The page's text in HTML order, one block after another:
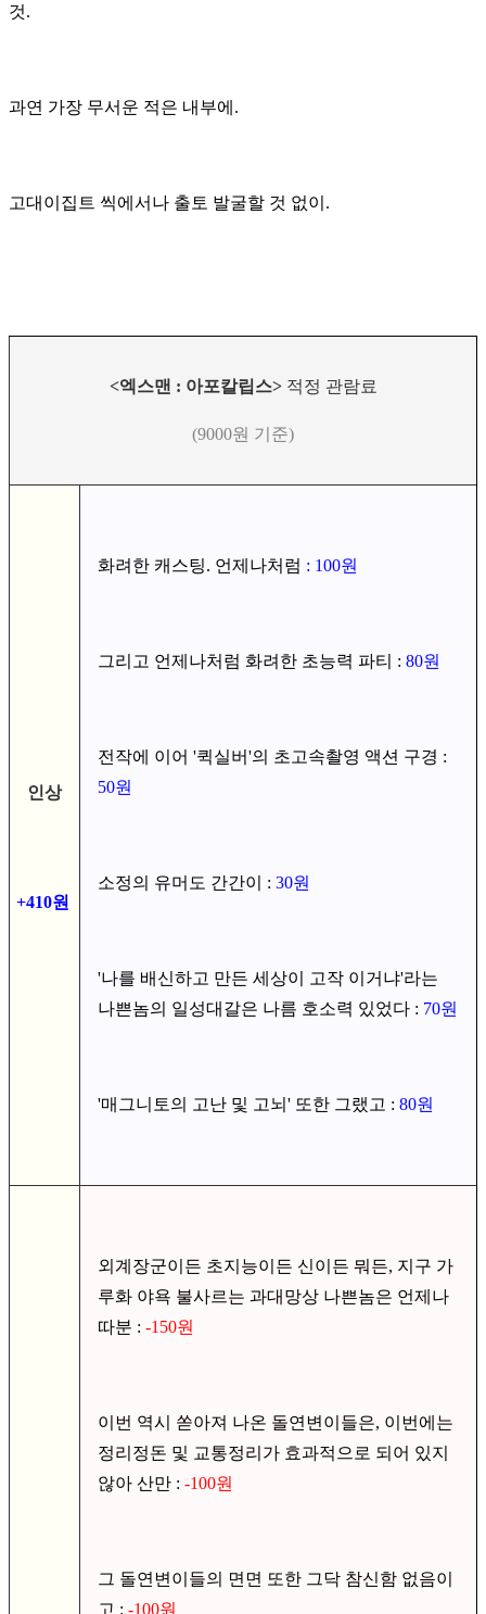
것.
과연 가장 무서운 적은 내부에.
고대이집트 씩에서나 출토 발굴할 것 없이.
<엑스맨 : 아포칼립스>적정 관람료
(9000원 기준)
인상
+410원
화려한 캐스팅. 언제나처럼 : 100원
그리고 언제나처럼 화려한 초능력 파티 : 80원
전작에 이어 '퀵실버'의 초고속촬영 액션 구경 :
50원
소정의 유머도 간간이 : 30원
'나를 배신하고 만든 세상이 고작 이거냐'라는
나쁜놈의 일성대갈은 나름 호소력 있었다 : 70원
'매그니토의 고난 및 고뇌' 또한 그랬고 : 80원
외계장군이든 초지능이든 신이든 뭐든, 지구 가
루화 야욕 불사르는 과대망상 나쁜놈은 언제나
따분 : -150원
이번 역시 쏟아져 나온 돌연변이들은, 이번에는
정리정돈 및 교통정리가 효과적으로 되어 있지
않아 산만 : -100원
그 돌연변이들의 면면 또한 그닥 참신함 없음이
고 : -100원